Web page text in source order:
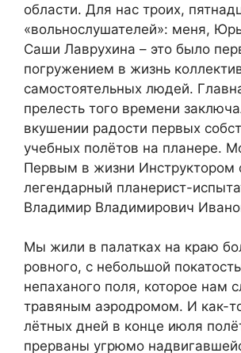
области. Для нас троих,
«вольнослушателей»: меня,
Саши Лаврухина – это было
погружением в жизнь
самостоятельных людей.
прелесть того времени
вкушении радости первых
учебных полётов на планере.
Первым в жизни Инструктором
легендарный планерист-
Владимир Владимирович
Мы жили в палатках на краю
ровного, с небольшой
непаханого поля, которое нам
травяным аэродромом. И как-
лётных дней в конце июля
прерваны угрюмо